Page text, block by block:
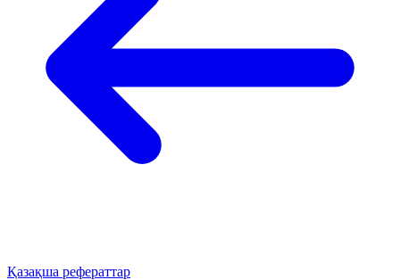
Қазақша рефераттар